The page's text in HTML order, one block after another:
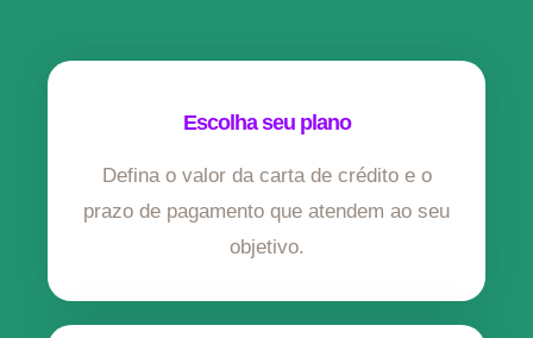
Escolha seu plano
Defina o valor da carta de crédito e o
prazo de pagamento que atendem ao seu
objetivo.